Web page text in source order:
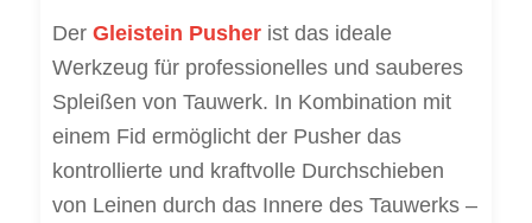
Der Gleistein Pusherist das ideale
Werkzeug für professionelles und sauberes
Spleißen von Tauwerk. In Kombination mit
einem Fid ermöglicht der Pusher das
kontrollierte und kraftvolle Durchschieben
von Leinen durch das Innere des Tauwerks –